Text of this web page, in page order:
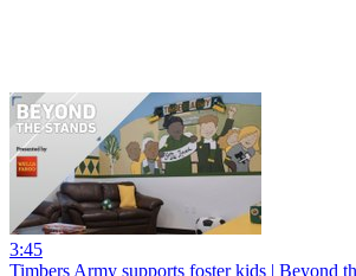
3:45
Timbers Army supports foster kids | Beyond